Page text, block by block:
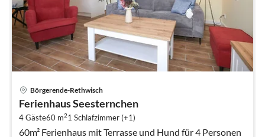
Börgerende-Rethwisch
Ferienhaus Seesternchen
4 Gäste60 m21 Schlafzimmer (+1)
60m² Ferienhaus mit Terrasse und Hund für 4 Personen